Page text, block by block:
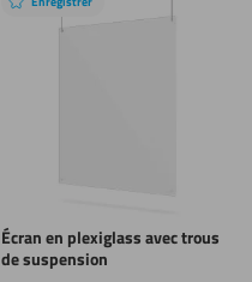
Écran en plexiglass avec trous
de suspension